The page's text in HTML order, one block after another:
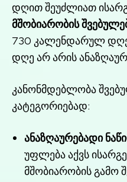
დღით შეუძლიათ
მშობიარობის
730 კალენდარულ
დღე არ არის
კანონმდებლობა
კატეგორიებად:
ანაზღაურებადი
უფლება აქვს
მშობიარობის გამო